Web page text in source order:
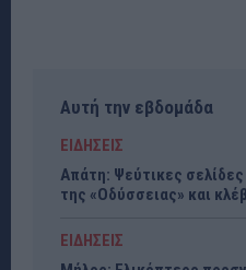
Αυτή την εβδομάδα
ΕΙΔΗΣΕΙΣ
Απάτη: Ψεύτικες
της «Οδύσσειας» και
ΕΙΔΗΣΕΙΣ